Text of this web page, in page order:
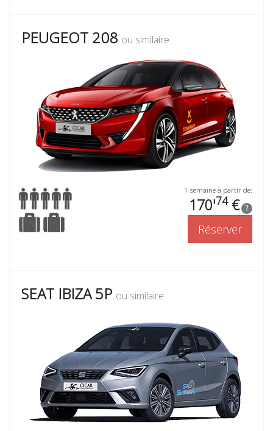
PEUGEOT 208 ou similaire
1 semaine à partir de:
170'74€ ?
Réserver
SEAT IBIZA 5P ou similaire